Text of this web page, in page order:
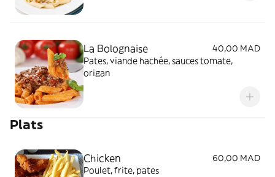
La Bolognaise
40,00 MAD
Pates, viande hachée, sauces tomate,
origan
Plats
Chicken
60,00 MAD
Poulet, frite, pates